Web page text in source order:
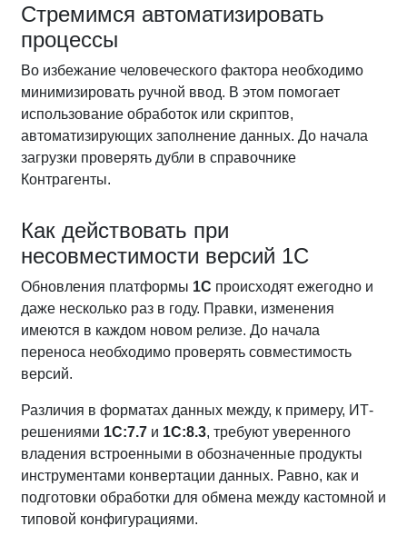
Стремимся автоматизировать
процессы
Во избежание человеческого фактора необходимо
минимизировать ручной ввод. В этом помогает
использование обработок или скриптов,
автоматизирующих заполнение данных. До начала
загрузки проверять дубли в справочнике
Контрагенты.
Как действовать при
несовместимости версий 1С
Обновления платформы 1С происходят ежегодно и
даже несколько раз в году. Правки, изменения
имеются в каждом новом релизе. До начала
переноса необходимо проверять совместимость
версий.
Различия в форматах данных между, к примеру, ИТ-
решениями 1С:7.7 и 1С:8.3, требуют уверенного
владения встроенными в обозначенные продукты
инструментами конвертации данных. Равно, как и
подготовки обработки для обмена между кастомной и
типовой конфигурациями.